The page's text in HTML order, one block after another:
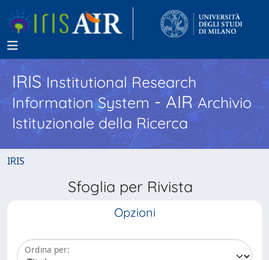
IRISInstitutional Research
Information System - AIR Archivio
Istituzionale della Ricerca
IRIS
Sfoglia per Rivista
Opzioni
Ordina per: